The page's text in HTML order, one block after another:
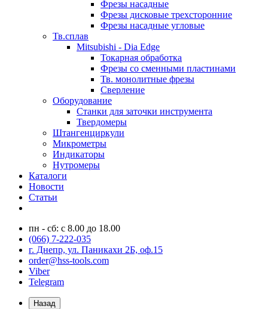
Фрезы насадные
Фрезы дисковые трехсторонние
Фрезы насадные угловые
Тв.сплав
Mitsubishi - Dia Edge
Токарная обработка
Фрезы со сменными пластинами
Тв. монолитные фрезы
Сверление
Оборудование
Станки для заточки инструмента
Твердомеры
Штангенциркули
Микрометры
Индикаторы
Нутромеры
Каталоги
Новости
Статьи
пн - сб: с 8.00 до 18.00
(066) 7-222-035
г. Днепр, ул. Паникахи 2Б, оф.15
order@hss-tools.com
Viber
Telegram
Назад